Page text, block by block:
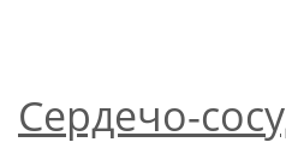
Сердечо-